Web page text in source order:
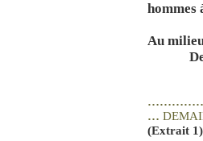
hommes
Au
…
(Extrait 1)